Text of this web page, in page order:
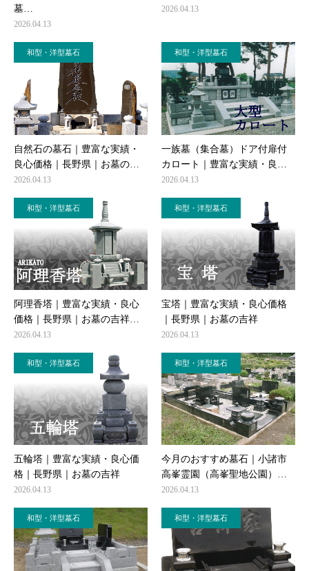
墓…
2026.04.13
2026.04.13
和型・洋型墓石
自然石の墓石｜豊富な実績・
良心価格｜長野県｜お墓の…
2026.04.13
和型・洋型墓石
一族墓（集合墓）ドア付扉付
カロート｜豊富な実績・良…
2026.04.13
和型・洋型墓石
阿理香塔｜豊富な実績・良心
価格｜長野県｜お墓の吉祥…
2026.04.13
和型・洋型墓石
宝塔｜豊富な実績・良心価格
｜長野県｜お墓の吉祥
2026.04.13
和型・洋型墓石
五輪塔｜豊富な実績・良心価
格｜長野県｜お墓の吉祥
2026.04.13
和型・洋型墓石
今月のおすすめ墓石｜小諸市
高峯霊園（高峯聖地公園）…
2026.04.13
和型・洋型墓石 和型・洋型墓石